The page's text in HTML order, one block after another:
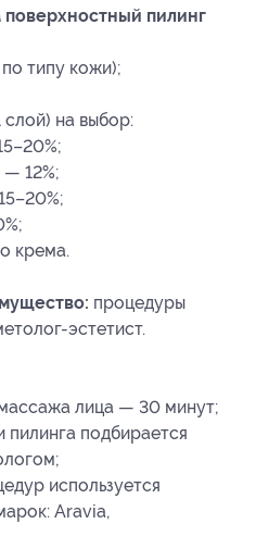
поверхностный пилинг
типу кожи);
на выбор:
12%;
крема.
процедуры
эстетист.
лица — 30 минут;
подбирается
используется
Aravia,